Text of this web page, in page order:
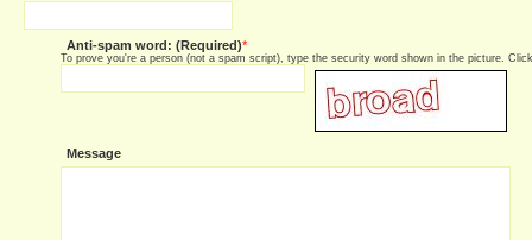
Anti-spam word: (Required)*
To prove you're a person (not a spam script), type the security word shown in the picture.
Message